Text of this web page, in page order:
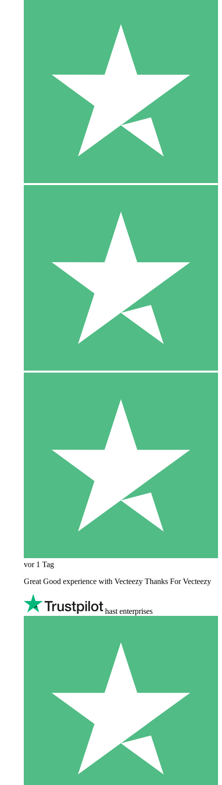
vor 1 Tag
Great Good experience with Vecteezy Thanks For Vecteezy
hast enterprises